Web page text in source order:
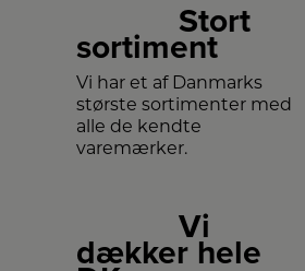
Stort
sortiment
Vi har et af Danmarks
største sortimenter med
alle de kendte
varemærker.
Vi
dækker hele